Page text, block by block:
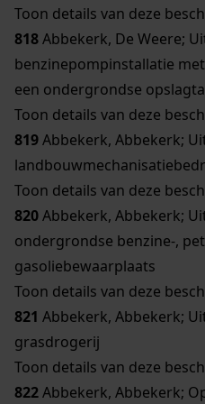
Toon details van deze
818Abbekerk, De Weere;
benzinepompinstallatie
een ondergrondse
Toon details van deze
819Abbekerk, Abbekerk;
Toon details van deze
820Abbekerk, Abbekerk;
ondergrondse benzine-,
gasoliebewaarplaats
Toon details van deze
821 Abbekerk, Abbekerk;
grasdrogerij
Toon details van deze
822Abbekerk, Abbekerk;